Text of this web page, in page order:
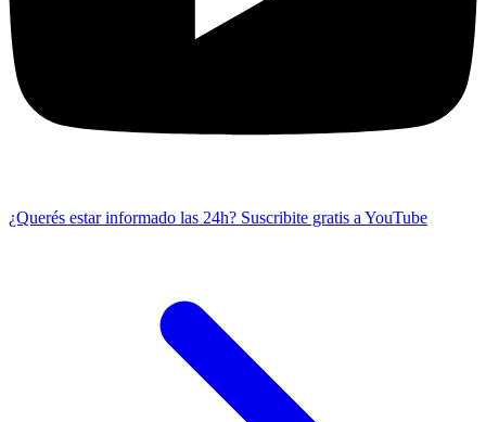
¿Querés estar informado las 24h? Suscribite gratis a YouTube